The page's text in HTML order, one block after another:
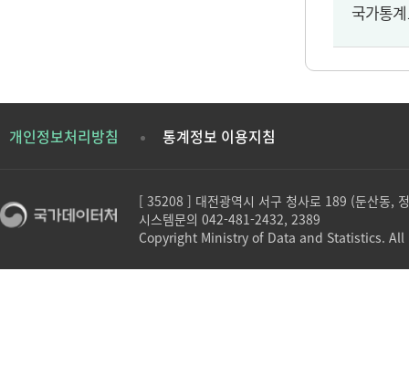
국가통
개인정보처리방침 통계정보 이용지침
[ 35208 ] 대전광역시 서구 청사로 189 (둔산동,
시스템문의 042-481-2432, 2389
Copyright Ministry of Data and Statistics.